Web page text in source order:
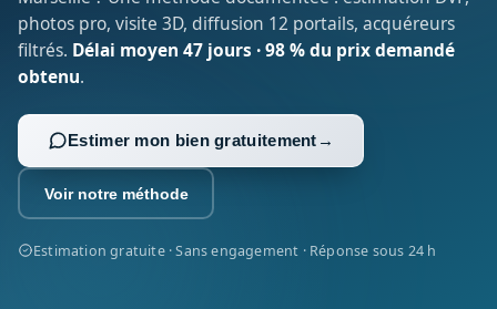
photos pro, visite 3D, diffusion 12 portails, acquéreurs
filtrés. Délai moyen 47 jours · 98 % du prix demandé
obtenu.
Estimer mon bien gratuitement →
Voir notre méthode
Estimation gratuite · Sans engagement · Réponse sous 24 h